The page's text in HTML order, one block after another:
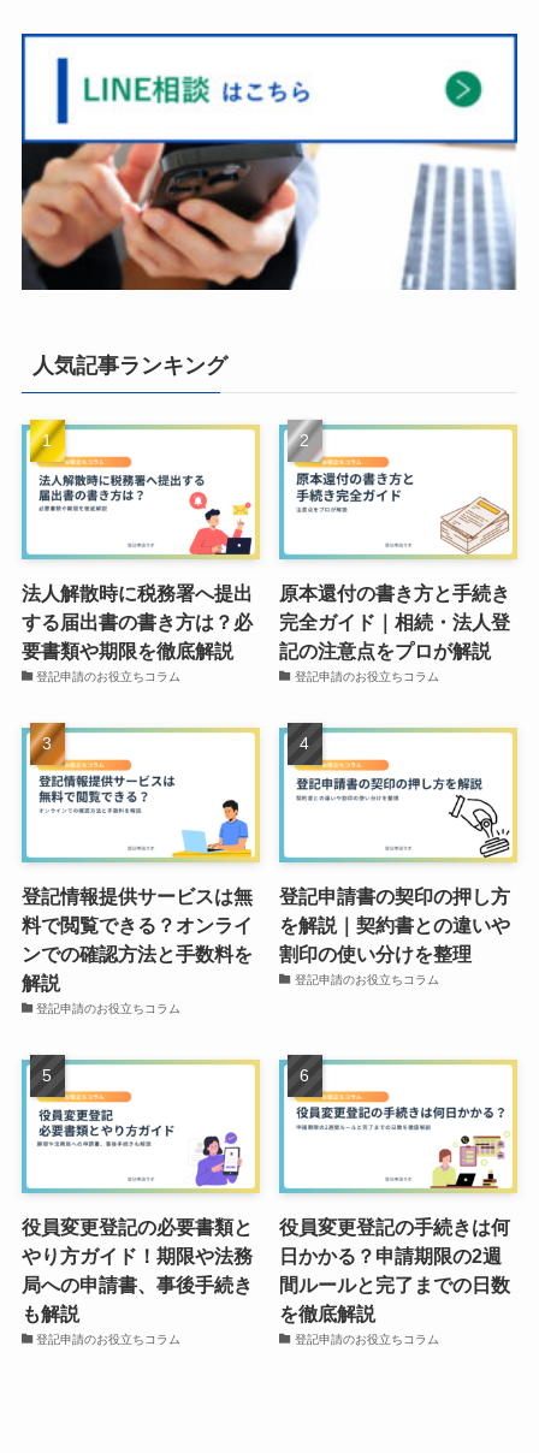
人気記事ランキング
法人解散時に税務署へ提出
する届出書の書き方は？必
要書類や期限を徹底解説
登記申請のお役立ちコラム
原本還付の書き方と手続き
完全ガイド｜相続・法人登
記の注意点をプロが解説
登記申請のお役立ちコラム
登記情報提供サービスは無
料で閲覧できる？オンライ
ンでの確認方法と手数料を
解説
登記申請のお役立ちコラム
登記申請書の契印の押し方
を解説｜契約書との違いや
割印の使い分けを整理
登記申請のお役立ちコラム
役員変更登記の必要書類と
やり方ガイド！期限や法務
局への申請書、事後手続き
も解説
登記申請のお役立ちコラム
役員変更登記の手続きは何
日かかる？申請期限の2週
間ルールと完了までの日数
を徹底解説
登記申請のお役立ちコラム